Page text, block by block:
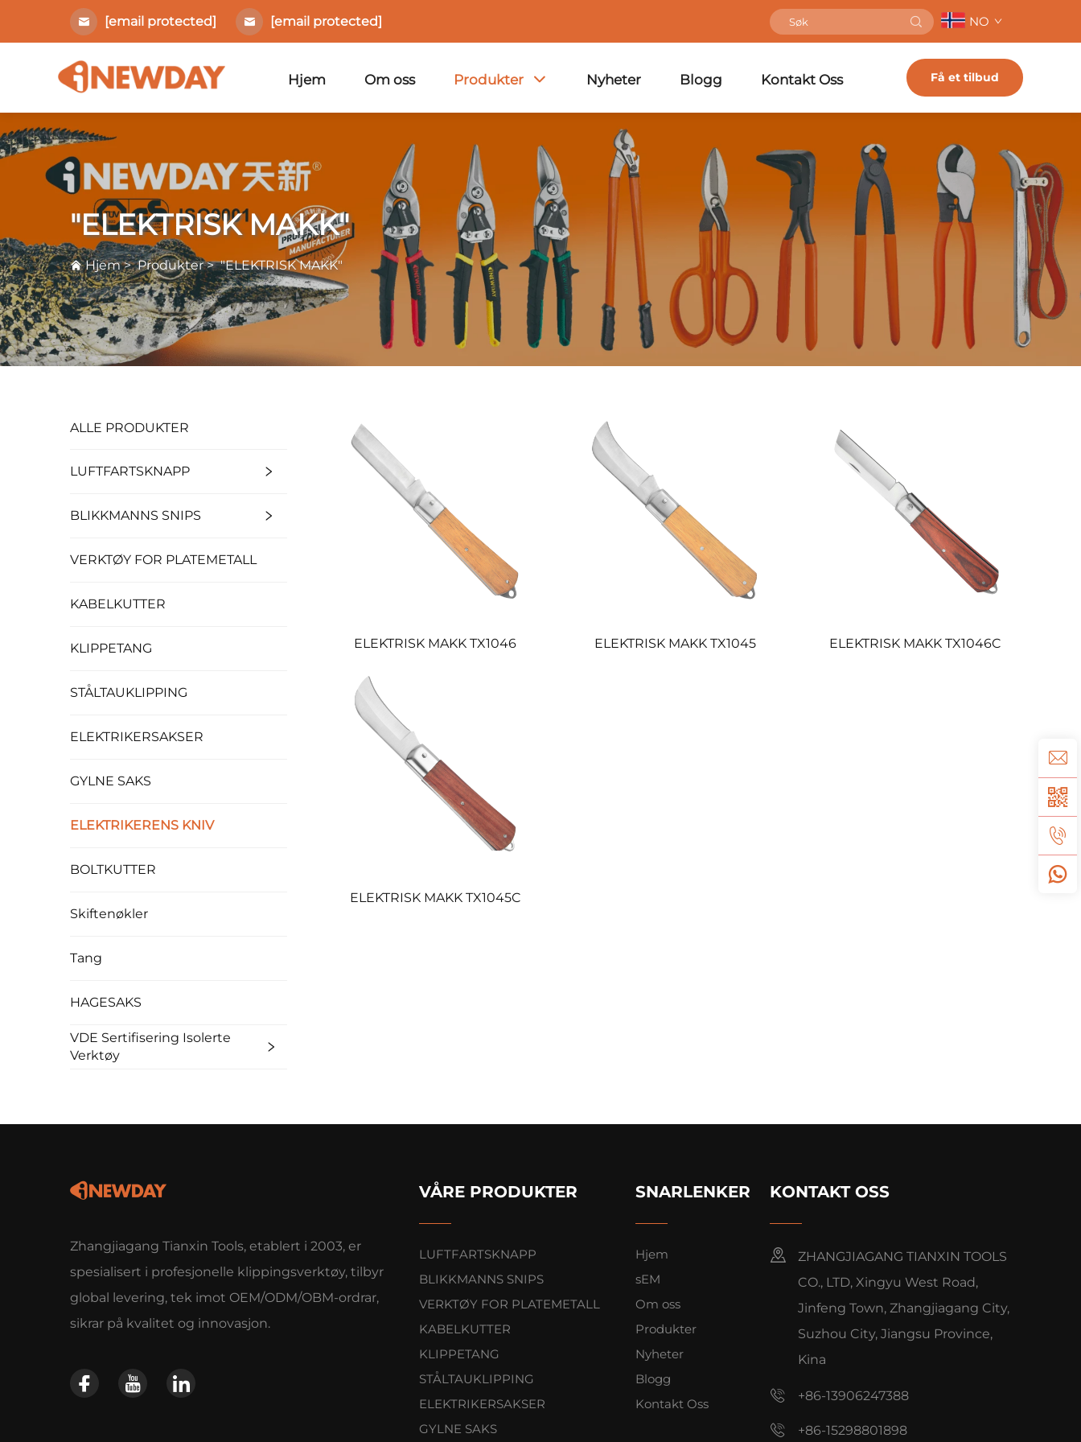
[email protected] [email protected] NO
Hjem Om oss Produkter Nyheter Blogg Kontakt Oss Få et tilbud
"ELEKTRISK MAKK"
Hjem>Produkter>"ELEKTRISK MAKK"
ALLE PRODUKTER
LUFTFARTSKNAPP
BLIKKMANNS SNIPS
VERKTØY FOR PLATEMETALL
KABELKUTTER
KLIPPETANG
STÅLTAUKLIPPING
ELEKTRIKERSAKSER
GYLNE SAKS
ELEKTRIKERENS KNIV
BOLTKUTTER
Skiftenøkler
Tang
HAGESAKS
VDE Sertifisering Isolerte
Verktøy
ELEKTRISK MAKK TX1046 ELEKTRISK MAKK TX1045 ELEKTRISK MAKK TX1046C
ELEKTRISK MAKK TX1045C
Zhangjiagang Tianxin Tools, etablert i 2003, er
spesialisert i profesjonelle klippingsverktøy, tilbyr
global levering, tek imot OEM/ODM/OBM-ordrar,
sikrar på kvalitet og innovasjon.
VÅRE PRODUKTER
LUFTFARTSKNAPP
BLIKKMANNS SNIPS
VERKTØY FOR PLATEMETALL
KABELKUTTER
KLIPPETANG
STÅLTAUKLIPPING
ELEKTRIKERSAKSER
GYLNE SAKS
SNARLENKER
Hjem
sEM
Om oss
Produkter
Nyheter
Blogg
Kontakt Oss
KONTAKT OSS
ZHANGJIAGANG TIANXIN TOOLS
CO., LTD, Xingyu West Road,
Jinfeng Town, Zhangjiagang City,
Suzhou City, Jiangsu Province,
Kina
+86-13906247388
+86-15298801898